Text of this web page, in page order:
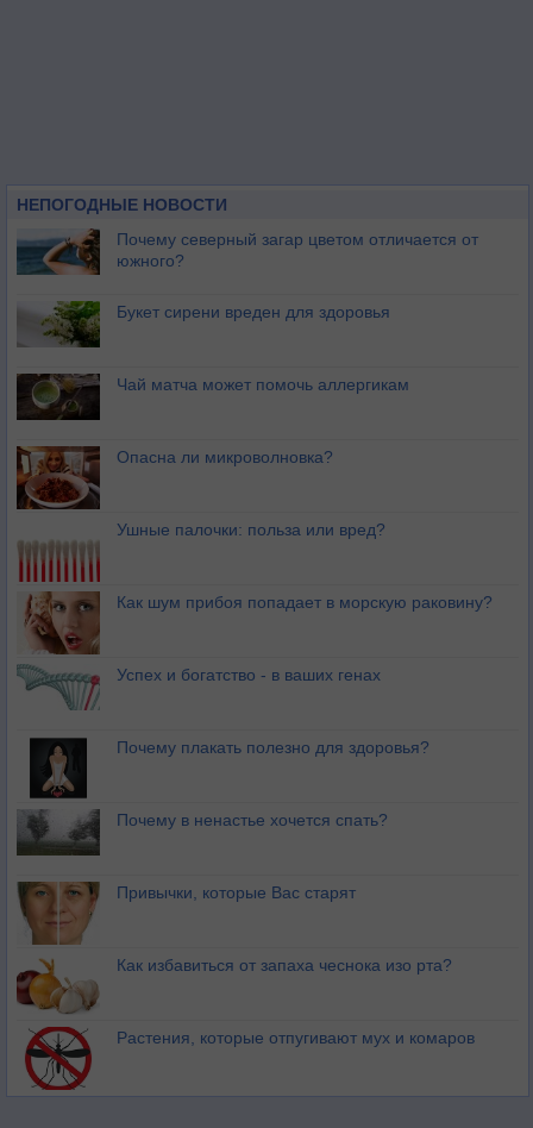
НЕПОГОДНЫЕ НОВОСТИ
Почему северный загар цветом отличается от
южного?
Букет сирени вреден для здоровья
Чай матча может помочь аллергикам
Опасна ли микроволновка?
Ушные палочки: польза или вред?
Как шум прибоя попадает в морскую раковину?
Успех и богатство - в ваших генах
Почему плакать полезно для здоровья?
Почему в ненастье хочется спать?
Привычки, которые Вас старят
Как избавиться от запаха чеснока изо рта?
Растения, которые отпугивают мух и комаров